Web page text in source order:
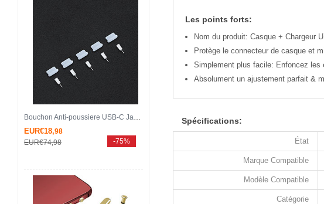
Les points forts:
Nom du produit: Casque + Chargeur
Protège le connecteur de casque et
Simplement plus facile: Enfoncez les
Absolument un ajustement parfait &
Spécifications:
État
Marque Compatible
Modèle Compatible
Catégorie
Bouchon Anti-poussiere USB-C Jack Type-C Universel 5PCS H02 pour Apple iPhone 15 Plus Blanc
EUR€18,98
EUR€74,98 -75%